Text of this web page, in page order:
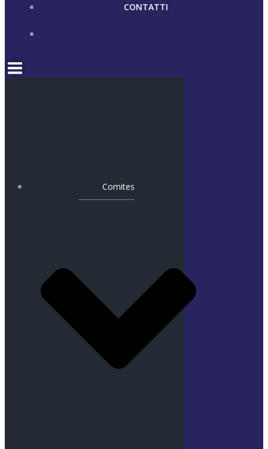
CONTATTI
Comites